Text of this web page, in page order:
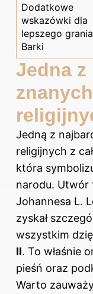
Dodatkowe
wskazówki dla
lepszego grania
Barki
Jedna z
Jedną z
religijnych z
która
narodu. Utwór
Johannesa L.
zyskał
wszystkim
II. To właśnie
pieśń oraz
Warto